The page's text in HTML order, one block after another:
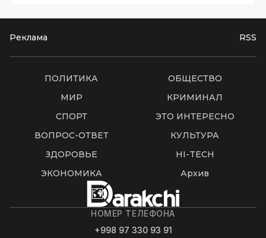
Реклама RSS
ПОЛИТИКА
ОБЩЕСТВО
МИР
КРИМИНАЛ
СПОРТ
ЭТО ИНТЕРЕСНО
ВОПРОС-ОТВЕТ
КУЛЬТУРА
ЗДОРОВЬЕ
HI-TECH
ЭКОНОМИКА
Архив
НОМЕР ТЕЛЕФОНА
+998 97 330 93 91